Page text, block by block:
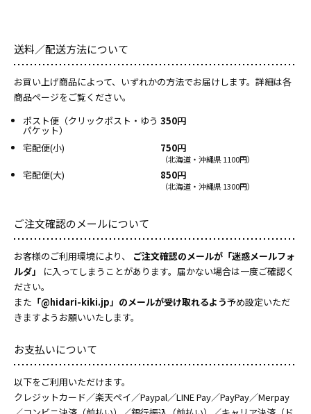
送料／配送方法について
お買い上げ商品によって、いずれかの方法でお届けします。詳細は各
商品ページをご覧ください。
ポスト便（クリックポスト・ゆう
パケット）
350円
宅配便(小) 750円
（北海道・沖縄県 1100円）
宅配便(大) 850円
（北海道・沖縄県 1300円）
ご注文確認のメールについて
お客様のご利用環境により、
ご注文確認のメールが「迷惑メールフォ
ルダ」
に入ってしまうことがあります。届かない場合は一度ご確認く
ださい。
また 「@hidari-kiki.jp」のメールが受け取れるよう予め設定いただ
きますようお願いいたします。
お支払いについて
以下をご利用いただけます。
クレジットカード／楽天ペイ／Paypal／LINE Pay／PayPay／Merpay